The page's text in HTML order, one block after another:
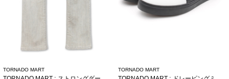
TORNADO MART TORNADO MART